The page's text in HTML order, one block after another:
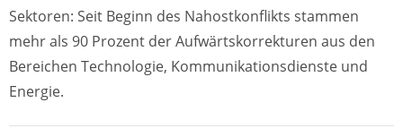
Sektoren: Seit Beginn des Nahostkonflikts stammen
mehr als 90 Prozent der Aufwärtskorrekturen aus den
Bereichen Technologie, Kommunikationsdienste und
Energie.